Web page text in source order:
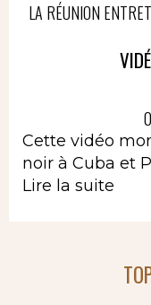
LA RÉUNION
Cette vidéo
noir à Cuba et
Lire la suite